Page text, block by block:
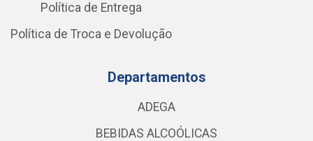
Política de Entrega
Política de Troca e Devolução
Departamentos
ADEGA
BEBIDAS ALCOÓLICAS